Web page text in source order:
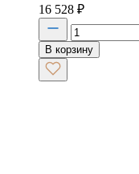
16 528 ₽
В корзину